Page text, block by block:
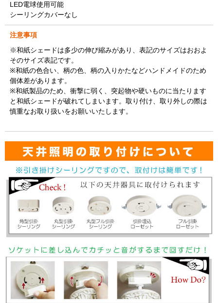
LED電球使用可能
シーリングカバーなし
注意事項
※和紙シェードは多少の伸び縮みがあり、表記のサイズはおおよ
そのサイズ表記です。
※和紙の色合い、柄の色、柄の入りかたなどハンドメイドのため
個体差があります。
※和紙製品のため、衝撃に弱く、突起物や硬いものに当たります
と和紙シェードが破れてしまいます。取り付け、取り外しの際は
慎重なお取り扱いをお願いいたします。